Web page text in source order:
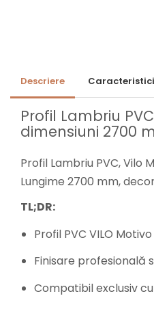
Panouri Decorative
Panouri Decorative SPC
Panouri Decorative
Descriere Caracteristici
Profil Lambriu
dimensiuni 2700
Profil Lambriu PVC, Vilo
Lungime 2700 mm,
TL;DR:
Profil PVC VILO
Finisare profesională
Compatibil exclusiv